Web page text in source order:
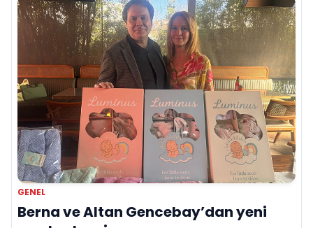
GENEL
Berna ve Altan Gencebay’dan yeni